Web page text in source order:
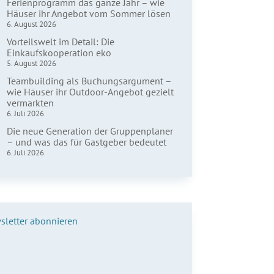
Häuser ihr Angebot vom Sommer lösen
6. August 2026
Vorteilswelt im Detail: Die
Einkaufskooperation eko
5. August 2026
Teambuilding als Buchungsargument –
wie Häuser ihr Outdoor-Angebot gezielt
vermarkten
6. Juli 2026
Die neue Generation der Gruppenplaner
– und was das für Gastgeber bedeutet
6. Juli 2026
abonnieren